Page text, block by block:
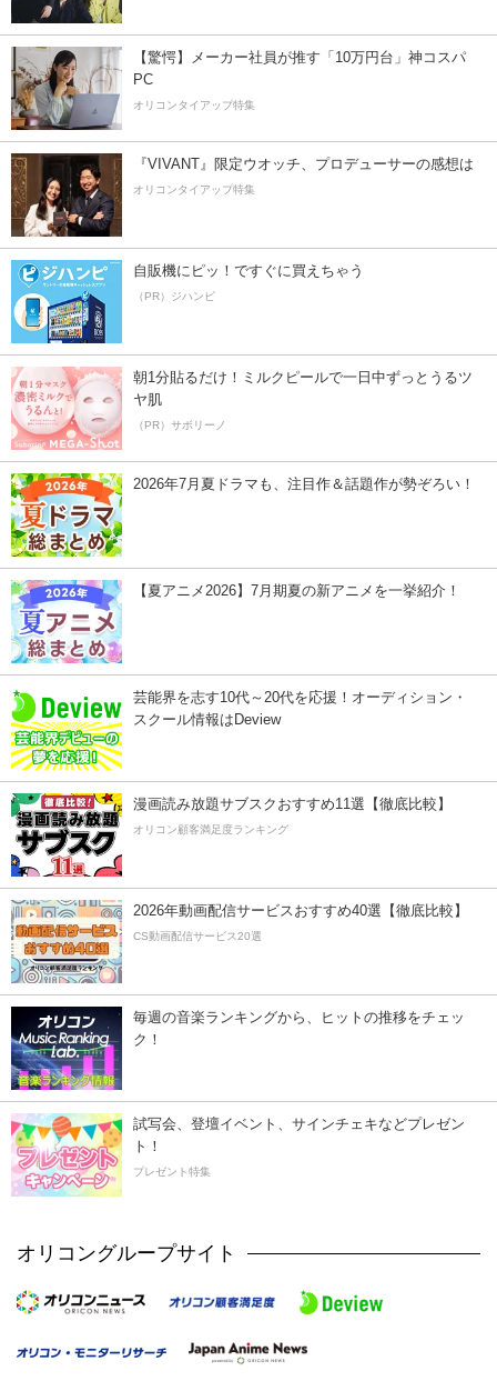
【驚愕】メーカー社員が推す「10万円台」神コスパ
PC
オリコンタイアップ特集
『VIVANT』限定ウオッチ、プロデューサーの感想は
オリコンタイアップ特集
自販機にピッ！ですぐに買えちゃう
（PR）ジハンピ
朝1分貼るだけ！ミルクピールで一日中ずっとうるツ
ヤ肌
（PR）サボリーノ
2026年7月夏ドラマも、注目作＆話題作が勢ぞろい！
【夏アニメ2026】7月期夏の新アニメを一挙紹介！
芸能界を志す10代～20代を応援！オーディション・
スクール情報はDeview
漫画読み放題サブスクおすすめ11選【徹底比較】
オリコン顧客満足度ランキング
2026年動画配信サービスおすすめ40選【徹底比較】
CS動画配信サービス20選
毎週の音楽ランキングから、ヒットの推移をチェッ
ク！
試写会、登壇イベント、サインチェキなどプレゼン
ト！
プレゼント特集
オリコングループサイト